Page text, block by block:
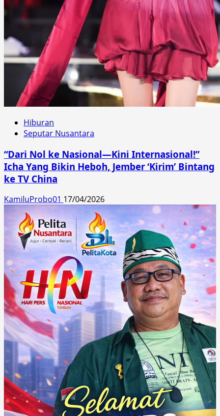
Hiburan
Seputar Nusantara
“Dari Nol ke Nasional—Kini Internasional!”
Icha Yang Bikin Heboh, Jember ‘Kirim’ Bintang
ke TV China
KamiluProbo01 17/04/2026